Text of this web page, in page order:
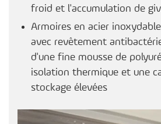
froid et l'accumulation de
Armoires en acier
avec revêtement
d'une fine mousse de
isolation thermique et une
stockage élevées